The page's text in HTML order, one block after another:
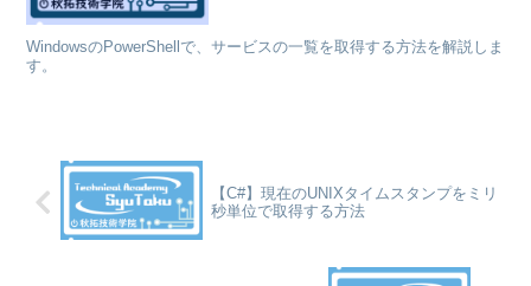
WindowsのPowerShellで、サービスの一覧を取得する方法を解説しま
す。
【C#】現在のUNIXタイムスタンプをミリ
秒単位で取得する方法